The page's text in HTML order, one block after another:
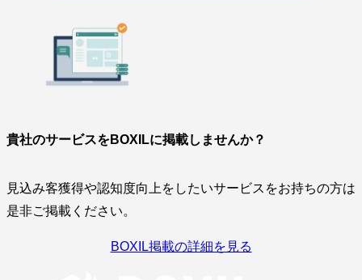
貴社のサービスをBOXILに掲載しませんか？
見込み客獲得や認知度向上をしたいサービスをお持ちの方は
是非ご掲載ください。
BOXIL掲載の詳細を見る